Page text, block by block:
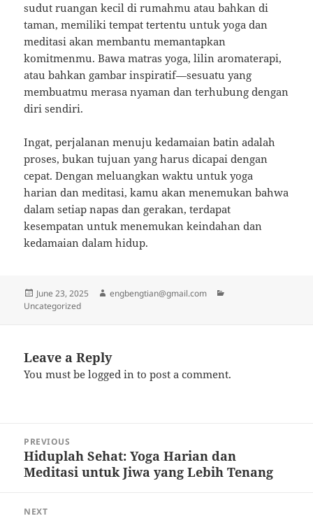
sudut ruangan kecil di rumahmu atau bahkan di
taman, memiliki tempat tertentu untuk yoga dan
meditasi akan membantu memantapkan
komitmenmu. Bawa matras yoga, lilin aromaterapi,
atau bahkan gambar inspiratif—sesuatu yang
membuatmu merasa nyaman dan terhubung dengan
diri sendiri.
Ingat, perjalanan menuju kedamaian batin adalah
proses, bukan tujuan yang harus dicapai dengan
cepat. Dengan meluangkan waktu untuk yoga
harian dan meditasi, kamu akan menemukan bahwa
dalam setiap napas dan gerakan, terdapat
kesempatan untuk menemukan keindahan dan
kedamaian dalam hidup.
Posted
on
June 23, 2025 Author
engbengtian@gmail.com
Uncategorized
Leave a Reply
You must belogged in to post a comment.
navigation
PREVIOUS
Previous
post:
Hiduplah Sehat: Yoga Harian dan
Meditasi untuk Jiwa yang Lebih Tenang
NEXT